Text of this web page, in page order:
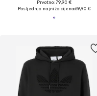
Prvotno: 79,90 €
Posljednja najniža cijena:69,90 €